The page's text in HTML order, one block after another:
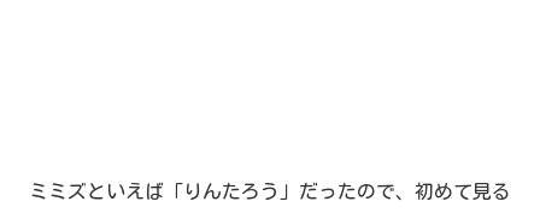
ミミズといえば「りんたろう」だったので、初めて見る